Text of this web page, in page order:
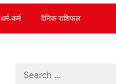
धर्म-कर्म दैनिक राशिफल
Search